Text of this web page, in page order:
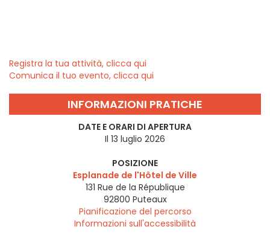
Registra la tua attività, clicca qui
Comunica il tuo evento, clicca qui
INFORMAZIONI PRATICHE
DATE E ORARI DI APERTURA
Il 13 luglio 2026
POSIZIONE
Esplanade de l'Hôtel de Ville
131 Rue de la République
92800 Puteaux
Pianificazione del percorso
Informazioni sull'accessibilità